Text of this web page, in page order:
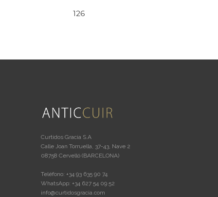
126
Curtidos Gracia S.A
Calle Joan Torruella, 37-43, Nave 2
08758 Cervelló (BARCELONA)
Teléfono: +34 93 635 90 74
WhatsApp: +34 627 54 09 52
info@curtidosgracia.com